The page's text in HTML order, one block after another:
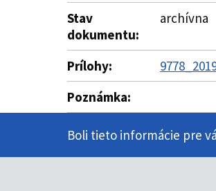
Stav
dokumentu:
archívna
Prílohy:
Poznámka:
Boli tieto informácie pre